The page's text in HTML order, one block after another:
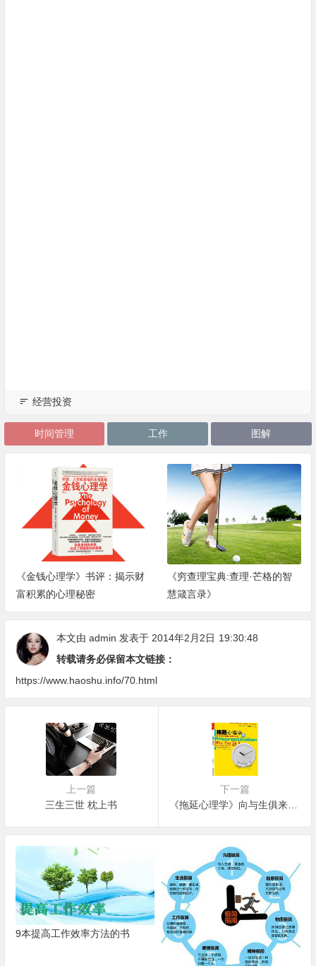
经营投资
时间管理 工作 图解
《金钱心理学》书评：揭示财
富积累的心理秘密
《穷查理宝典:查理·芒格的智
慧箴言录》
本文由 admin 发表于 2014年2月2日 19:30:48
转载请务必保留本文链接：
https://www.haoshu.info/70.html
上一篇
三生三世 枕上书
下一篇
《拖延心理学》向与生俱来的行为顽症宣战
9本提高工作效率方法的书